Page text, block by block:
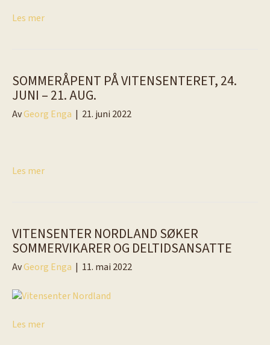
Les mer
SOMMERÅPENT PÅ VITENSENTERET, 24.
JUNI – 21. AUG.
AvGeorg Enga | 21. juni 2022
Les mer
VITENSENTER NORDLAND SØKER
SOMMERVIKARER OG DELTIDSANSATTE
AvGeorg Enga | 11. mai 2022
Les mer